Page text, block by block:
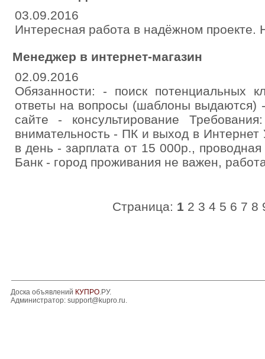
03.09.2016
Интересная работа в надёжном
Менеджер в интернет-магазин
02.09.2016
Обязанности: - поиск потенциальных
ответы на вопросы (шаблоны выдаются)
сайте - консультирование
внимательность - ПК и выход в
в день - зарплата от 15 000р.,
Банк - город проживания не важен,
Страница: 1 2 3 4 5 6 7 8
Доска объявлений КУПРО.РУ.
Администратор: support@kupro.ru.